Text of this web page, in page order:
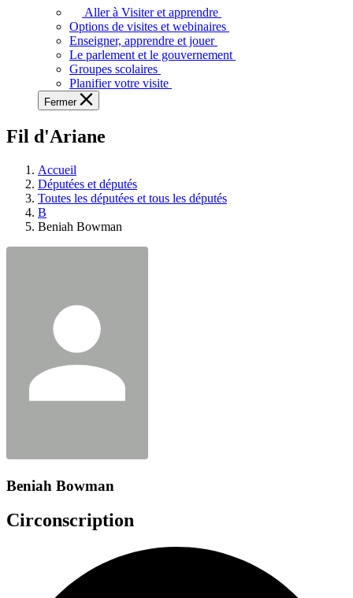
voir,
apprendre
et
à
à
législative.
Aller à Visiter et apprendre
Options de visites et webinaires
Enseigner, apprendre et jouer
Le parlement et le gouvernement
Groupes scolaires
Planifier votre visite
Fermer
Fil d'Ariane
Accueil
Députées et députés
Toutes les députées et tous les députés
B
Beniah Bowman
Beniah Bowman
Circonscription